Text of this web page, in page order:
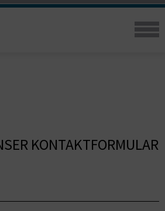
KONTAKTFORMULAR